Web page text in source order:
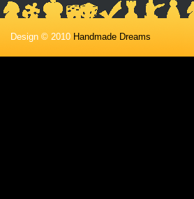
Design © 2010 Handmade Dreams